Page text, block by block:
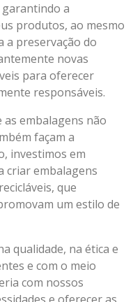
garantindo a
produtos, ao mesmo
a preservação do
novas
para oferecer
responsáveis.
embalagens não
façam a
investimos em
criar embalagens
que
um estilo de
qualidade, na ética e
e com o meio
com nossos